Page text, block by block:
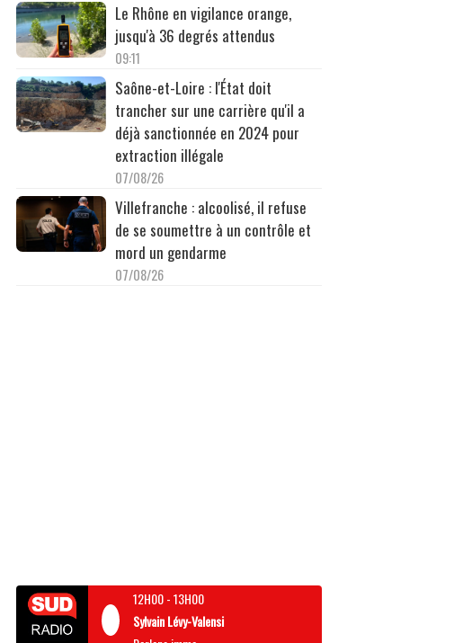
Le Rhône en vigilance orange,
jusqu'à 36 degrés attendus
09:11
Saône-et-Loire : l'État doit
trancher sur une carrière qu'il a
déjà sanctionnée en 2024 pour
extraction illégale
07/08/26
Villefranche : alcoolisé, il refuse
de se soumettre à un contrôle et
mord un gendarme
07/08/26
12H00-13H00
Sylvain Lévy-Valensi